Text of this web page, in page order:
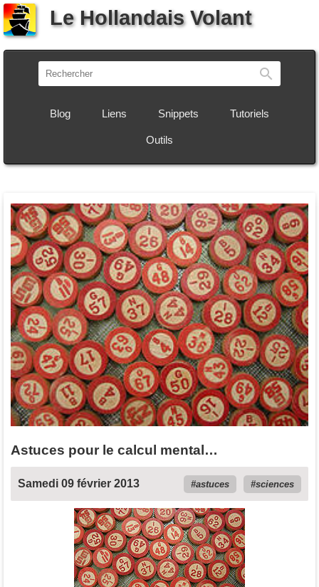
Le Hollandais Volant
Blog Liens Snippets Tutoriels
Outils
Astuces pour le calcul mental…
Samedi 09 février 2013 astuces sciences